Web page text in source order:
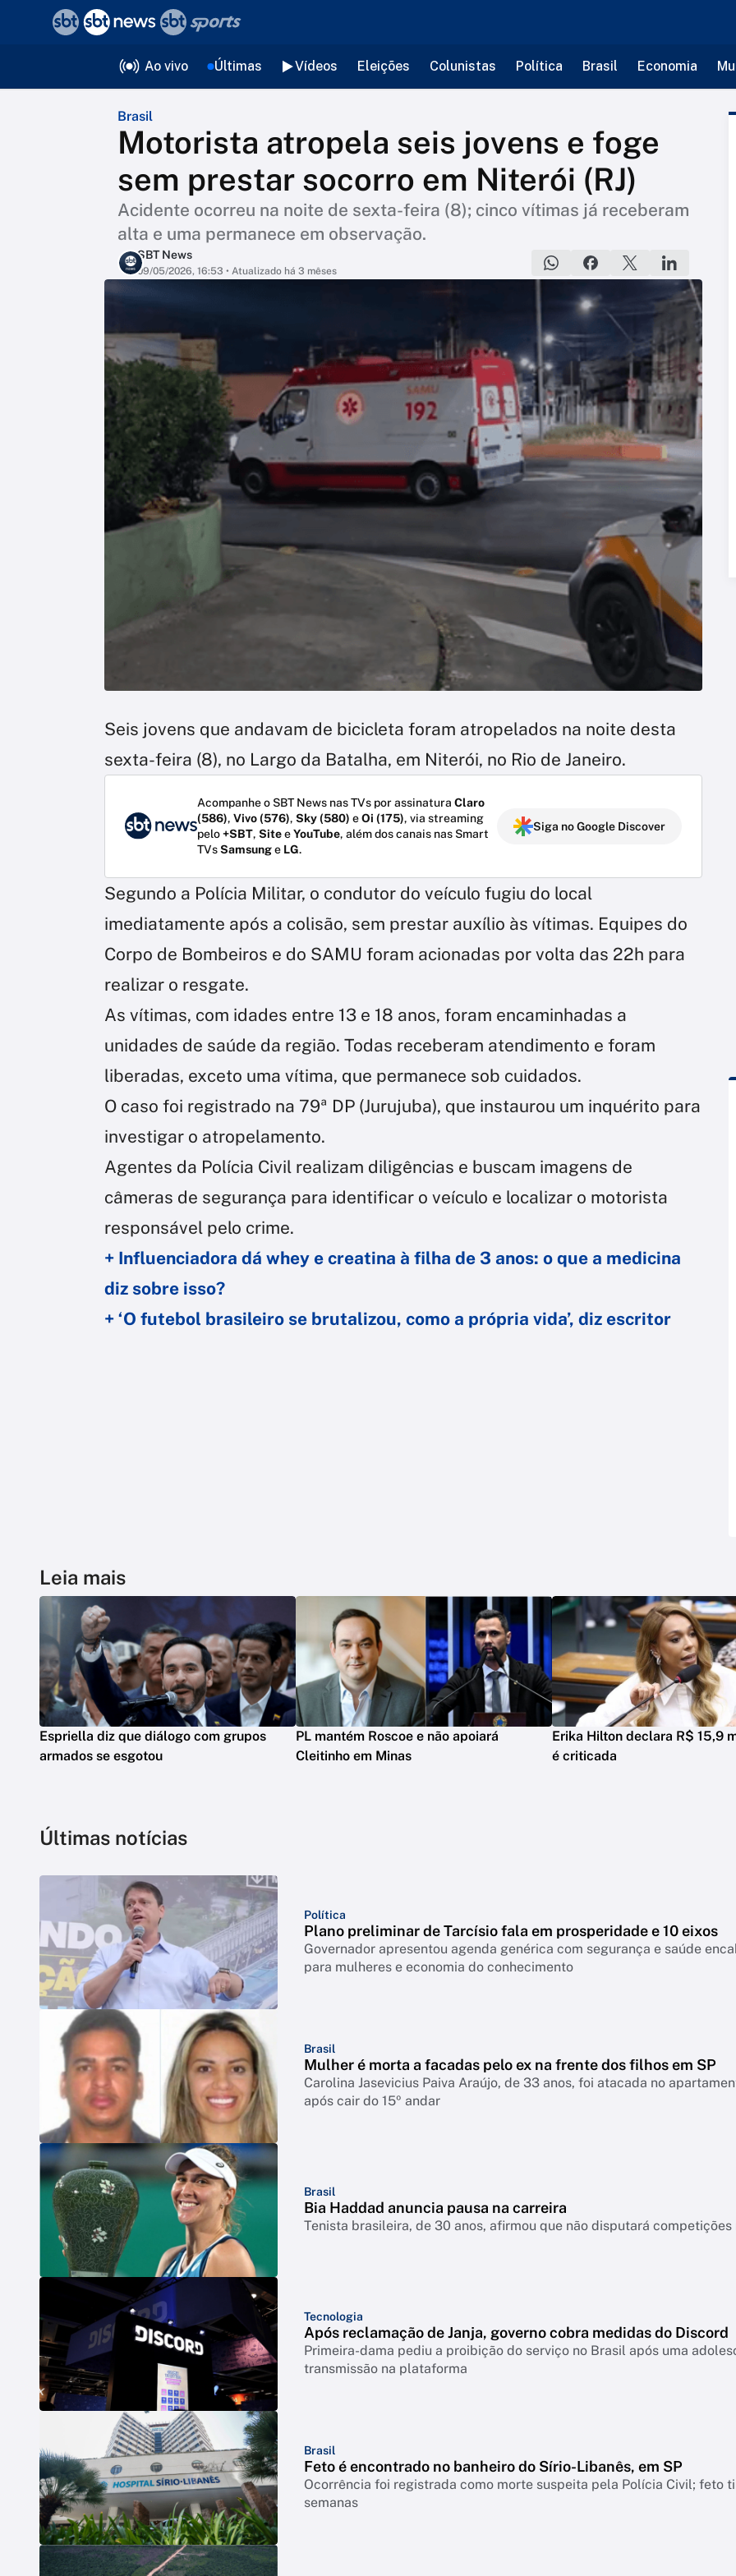
Ao vivo Últimas Vídeos Eleições Colunistas Política Brasil Economia
Brasil
Motorista atropela seis jovens e foge
sem prestar socorro em Niterói (RJ)
Acidente ocorreu na noite de sexta-feira (8); cinco vítimas já receberam
alta e uma permanece em observação.
SBT News
09/05/2026, 16:53 • Atualizado há 3 mêses
Seis jovens que andavam de bicicleta foram atropelados na noite desta
sexta-feira (8), no Largo da Batalha, em Niterói, no Rio de Janeiro.
Acompanhe o SBT News nas TVs por assinatura Claro
(586), Vivo (576), Sky (580) eOi (175), via streaming
pelo+SBT, SiteeYouTube, além dos canais nas Smart
TVsSamsunge LG.
Siga no Google Discover
Segundo a Polícia Militar, o condutor do veículo fugiu do local
imediatamente após a colisão, sem prestar auxílio às vítimas. Equipes do
Corpo de Bombeiros e do SAMU foram acionadas por volta das 22h para
realizar o resgate.
As vítimas, com idades entre 13 e 18 anos, foram encaminhadas a
unidades de saúde da região. Todas receberam atendimento e foram
liberadas, exceto uma vítima, que permanece sob cuidados.
O caso foi registrado na 79ª DP (Jurujuba), que instaurou um inquérito para
investigar o atropelamento.
Agentes da Polícia Civil realizam diligências e buscam imagens de
câmeras de segurança para identificar o veículo e localizar o motorista
responsável pelo crime.
+ Influenciadora dá whey e creatina à filha de 3 anos: o que a medicina
diz sobre isso?
+ ‘O futebol brasileiro se brutalizou, como a própria vida’, diz escritor
Leia mais
Espriella diz que diálogo com grupos
armados se esgotou
PL mantém Roscoe e não apoiará
Cleitinho em Minas
Erika Hilton declara R$ 15,9
é criticada
Últimas notícias
Política
Plano preliminar de Tarcísio fala em prosperidade e 10 eixos
Governador apresentou agenda genérica com segurança e saúde
para mulheres e economia do conhecimento
Brasil
Mulher é morta a facadas pelo ex na frente dos filhos em SP
Carolina Jasevicius Paiva Araújo, de 33 anos, foi atacada no
após cair do 15º andar
Brasil
Bia Haddad anuncia pausa na carreira
Tenista brasileira, de 30 anos, afirmou que não disputará
Tecnologia
Após reclamação de Janja, governo cobra medidas do Discord
Primeira-dama pediu a proibição do serviço no Brasil após uma
transmissão na plataforma
Brasil
Feto é encontrado no banheiro do Sírio-Libanês, em SP
Ocorrência foi registrada como morte suspeita pela Polícia Civil; feto
semanas
voltar
Editorias